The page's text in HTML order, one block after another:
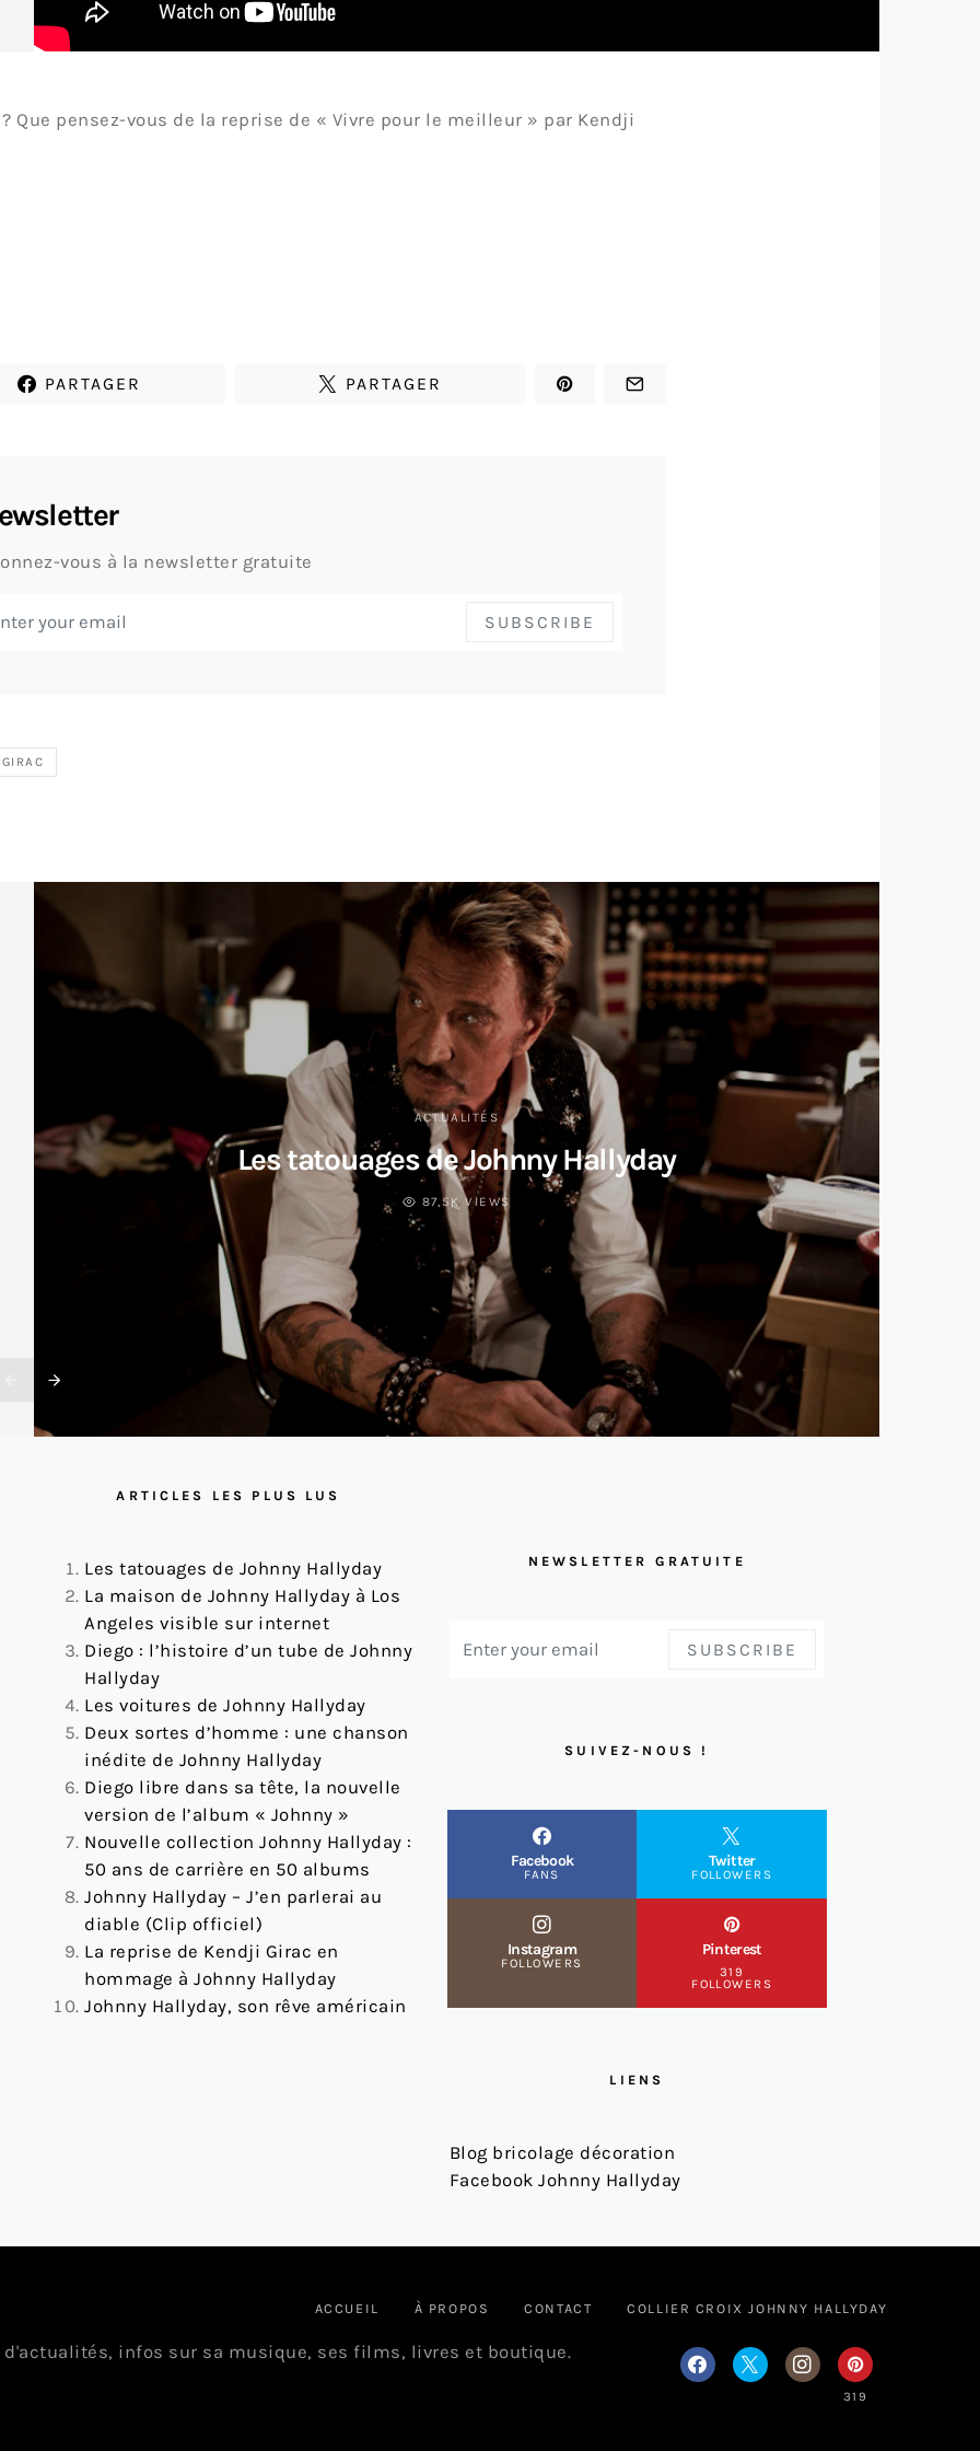
? Que pensez-vous de la reprise de « Vivre pour le meilleur » par Kendji
PARTAGER PARTAGER
vous à la newsletter gratuite
SUBSCRIBE
ACTUALITÉS
Les tatouages de Johnny Hallyday
87,5K VIEWS
ARTICLES LES PLUS LUS
Les tatouages de Johnny Hallyday
La maison de Johnny Hallyday à Los
Angeles visible sur internet
Diego : l’histoire d’un tube de Johnny
Hallyday
Les voitures de Johnny Hallyday
Deux sortes d’homme : une chanson
inédite de Johnny Hallyday
Diego libre dans sa tête, la nouvelle
version de l’album « Johnny »
Nouvelle collection Johnny Hallyday :
50 ans de carrière en 50 albums
Johnny Hallyday – J’en parlerai au
diable (Clip officiel)
La reprise de Kendji Girac en
hommage à Johnny Hallyday
Johnny Hallyday, son rêve américain
NEWSLETTER GRATUITE
SUBSCRIBE
SUIVEZ-NOUS !
Facebook
FANS
Twitter
FOLLOWERS
Instagram
FOLLOWERS
Pinterest
319
FOLLOWERS
LIENS
Blog bricolage décoration
Facebook Johnny Hallyday
ACCUEIL À PROPOS CONTACT COLLIER CROIX JOHNNY HALLYDAY
d'actualités, infos sur sa musique, ses films, livres et boutique.
319